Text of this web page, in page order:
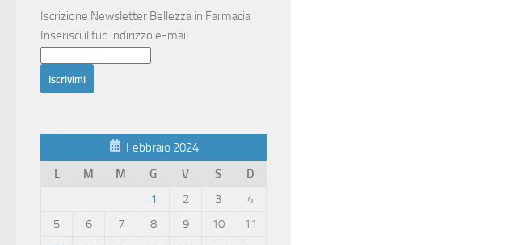
Iscrizione Newsletter Bellezza in Farmacia
Inserisci il tuo indirizzo e-mail :
Febbraio 2024
L
M M G V S
D
1
2 3
4
5
6 7 8 9 10
11